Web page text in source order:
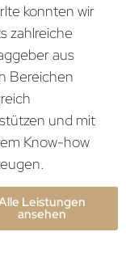
konnten wir
zahlreiche
aus
Bereichen
und mit
Know-how
Leistungen
ansehen